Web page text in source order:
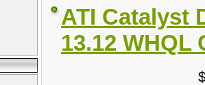
ATI Catalyst
13.12 WHQL